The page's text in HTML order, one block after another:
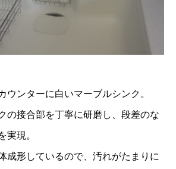
ウンターに白いマーブルシンク。
の接合部を丁寧に研磨し、段差のな
現。
成形しているので、汚れがたまりに